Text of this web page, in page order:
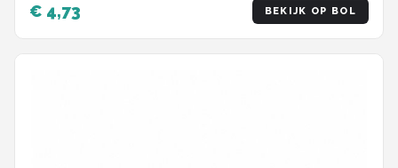
€ 4,73 BEKIJK OP BOL